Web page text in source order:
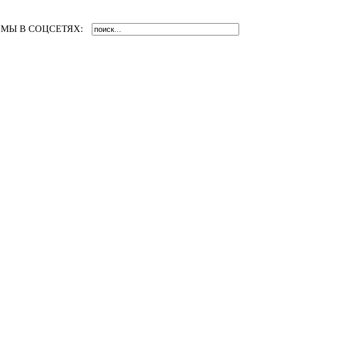
МЫ В СОЦСЕТЯХ: